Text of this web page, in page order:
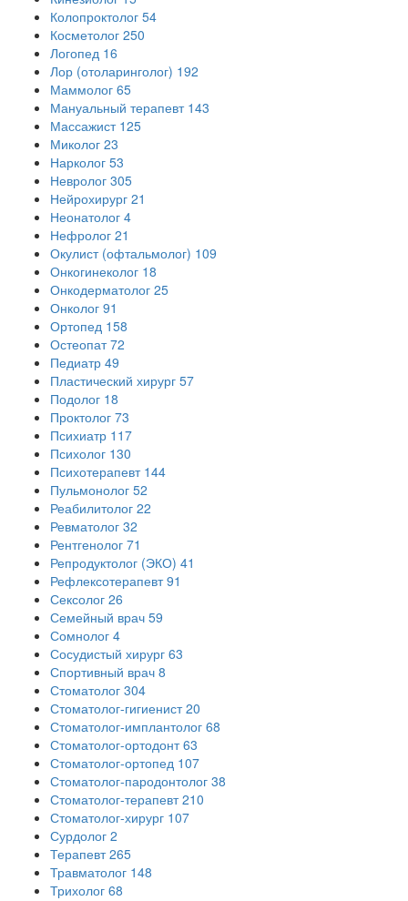
Колопроктолог 54
Косметолог 250
Логопед 16
Лор (отоларинголог) 192
Маммолог 65
Мануальный терапевт 143
Массажист 125
Миколог 23
Нарколог 53
Невролог 305
Нейрохирург 21
Неонатолог 4
Нефролог 21
Окулист (офтальмолог) 109
Онкогинеколог 18
Онкодерматолог 25
Онколог 91
Ортопед 158
Остеопат 72
Педиатр 49
Пластический хирург 57
Подолог 18
Проктолог 73
Психиатр 117
Психолог 130
Психотерапевт 144
Пульмонолог 52
Реабилитолог 22
Ревматолог 32
Рентгенолог 71
Репродуктолог (ЭКО) 41
Рефлексотерапевт 91
Сексолог 26
Семейный врач 59
Сомнолог 4
Сосудистый хирург 63
Спортивный врач 8
Стоматолог 304
Стоматолог-гигиенист 20
Стоматолог-имплантолог 68
Стоматолог-ортодонт 63
Стоматолог-ортопед 107
Стоматолог-пародонтолог 38
Стоматолог-терапевт 210
Стоматолог-хирург 107
Сурдолог 2
Терапевт 265
Травматолог 148
Трихолог 68